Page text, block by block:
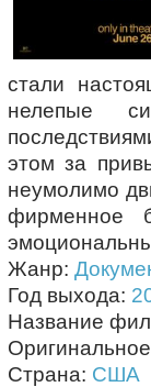
стали
нелепые
этом за
неумолимо
фирменное
Жанр:
Год выхода:
Название
Страна: США